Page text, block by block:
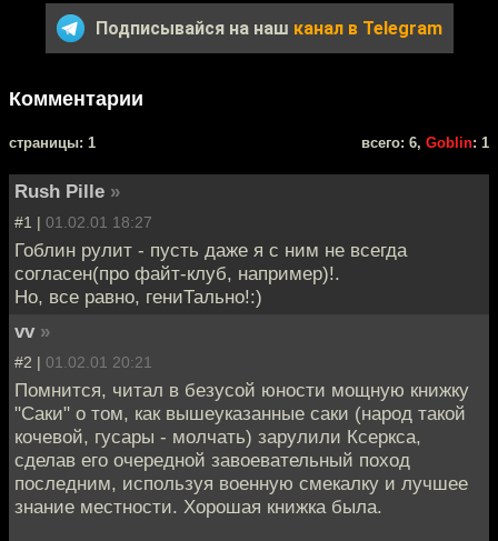
Подписывайся на наш канал в Telegram
Комментарии
cтраницы: 1 всего: 6, Goblin: 1
Rush Pille »
#1 | 01.02.01 18:27
Гоблин рулит - пусть даже я с ним не всегда
согласен(про файт-клуб, например)!.
Но, все равно, гениТально!:)
vv »
#2 | 01.02.01 20:21
Помнится, читал в безусой юности мощную книжку
"Саки" о том, как вышеуказанные саки (народ такой
кочевой, гусары - молчать) зарулили Ксеркса,
сделав его очередной завоевательный поход
последним, используя военную смекалку и лучшее
знание местности. Хорошая книжка была.